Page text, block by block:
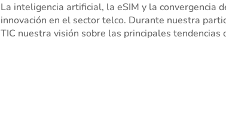
La inteligencia artificial, la eSIM y la convergencia
innovación en el sector telco. Durante nuestra
TIC nuestra visión sobre las principales tendencias